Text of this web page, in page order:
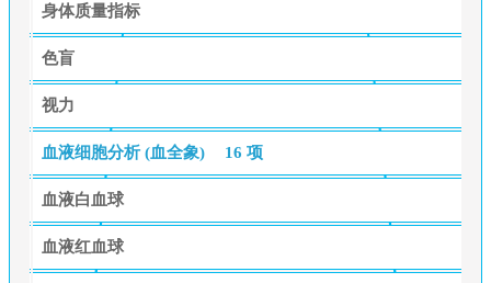
身体质量指标
色盲
视力
血液细胞分析 (血全象) 16 项
血液白血球
血液红血球